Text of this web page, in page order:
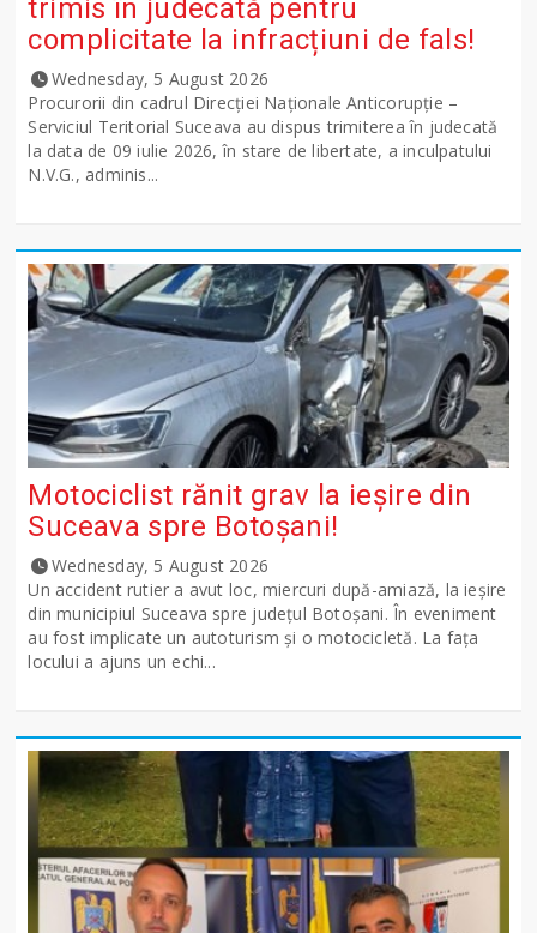
trimis în judecată pentru
complicitate la infracțiuni de fals!
Wednesday, 5 August 2026
Procurorii din cadrul Direcției Naționale Anticorupție –
Serviciul Teritorial Suceava au dispus trimiterea în judecată
la data de 09 iulie 2026, în stare de libertate, a inculpatului
N.V.G., adminis...
Motociclist rănit grav la ieșire din
Suceava spre Botoșani!
Wednesday, 5 August 2026
Un accident rutier a avut loc, miercuri după-amiază, la ieșire
din municipiul Suceava spre județul Botoșani. În eveniment
au fost implicate un autoturism și o motocicletă. La fața
locului a ajuns un echi...